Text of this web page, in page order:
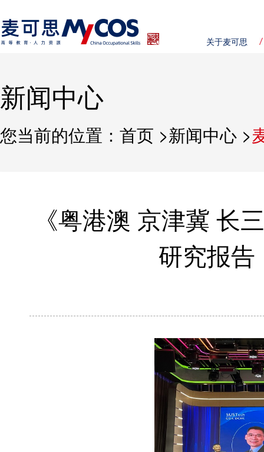
关于麦可思
新闻中心
您当前的位置： 首页 >新闻中心 >
《粤港澳 京津冀 长
研究报